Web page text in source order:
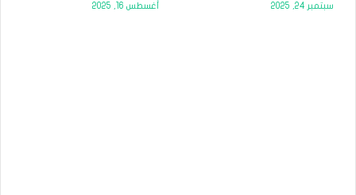
سبتمبر 24, 2025 أغسطس 16, 2025